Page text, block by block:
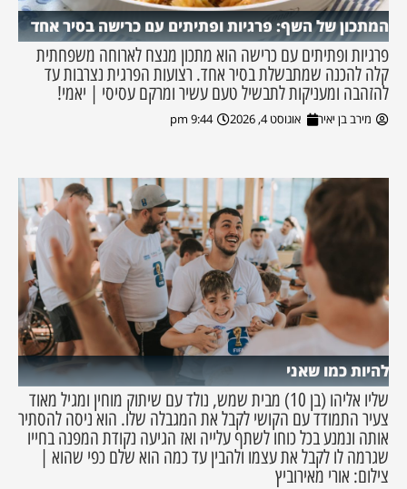
המתכון של השף: פרגיות ופתיתים עם כרישה בסיר אחד
פרגיות ופתיתים עם כרישה הוא מתכון מנצח לארוחה משפחתית
קלה להכנה שמתבשלת בסיר אחד. רצועות הפרגית נצרבות עד
להזהבה ומעניקות לתבשיל טעם עשיר ומרקם עסיסי | יאמי!
מירב בן יאיר אוגוסט 4, 2026 9:44 pm
להיות כמו שאני
שליו אליהו (בן 10) מבית שמש, נולד עם שיתוק מוחין ומגיל מאוד
צעיר התמודד עם הקושי לקבל את המגבלה שלו. הוא ניסה להסתיר
אותה ונמנע בכל כוחו לשתף עלייה ואז הגיעה נקודת המפנה בחייו
שגרמה לו לקבל את עצמו ולהבין עד כמה הוא שלם כפי שהוא |
צילום: אורי מאירוביץ